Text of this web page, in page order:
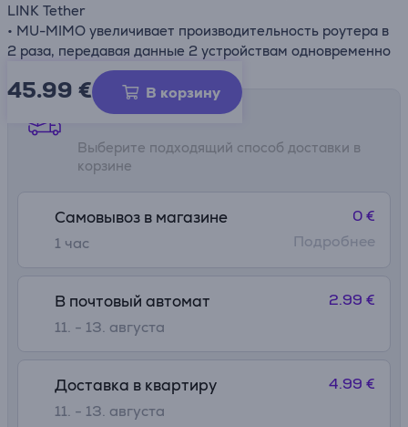
LINK Tether
• MU-MIMO увеличивает производительность роутера в
2 раза, передавая данные 2 устройствам одновременно
45.99 € В корзину
Способы доставки
Выберите подходящий способ доставки в
корзине
Самовывоз в магазине
1 час
0 €
Подробнее
В почтовый автомат
11. - 13. августа
2.99 €
Доставка в квартиру
11. - 13. августа
4.99 €